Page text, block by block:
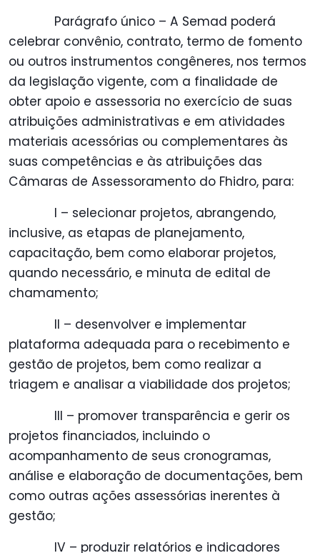
Parágrafo único – A Semad poderá
celebrar convênio, contrato, termo de fomento
ou outros instrumentos congêneres, nos termos
da legislação vigente, com a finalidade de
obter apoio e assessoria no exercício de suas
atribuições administrativas e em atividades
materiais acessórias ou complementares às
suas competências e às atribuições das
Câmaras de Assessoramento do Fhidro, para:
I – selecionar projetos, abrangendo,
inclusive, as etapas de planejamento,
capacitação, bem como elaborar projetos,
quando necessário, e minuta de edital de
chamamento;
II – desenvolver e implementar
plataforma adequada para o recebimento e
gestão de projetos, bem como realizar a
triagem e analisar a viabilidade dos projetos;
III – promover transparência e gerir os
projetos financiados, incluindo o
acompanhamento de seus cronogramas,
análise e elaboração de documentações, bem
como outras ações assessórias inerentes à
gestão;
IV – produzir relatórios e indicadores